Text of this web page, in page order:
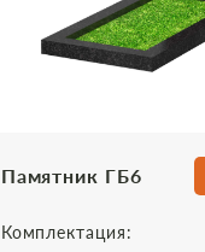
Памятник ГБ6
Комплектация: